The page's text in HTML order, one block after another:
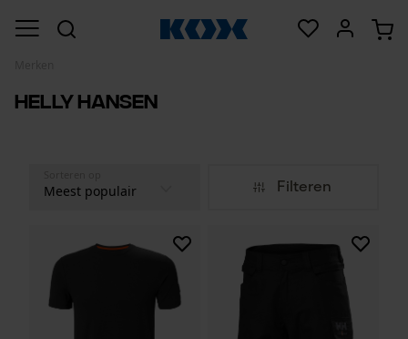
Helly Hansen
Filteren